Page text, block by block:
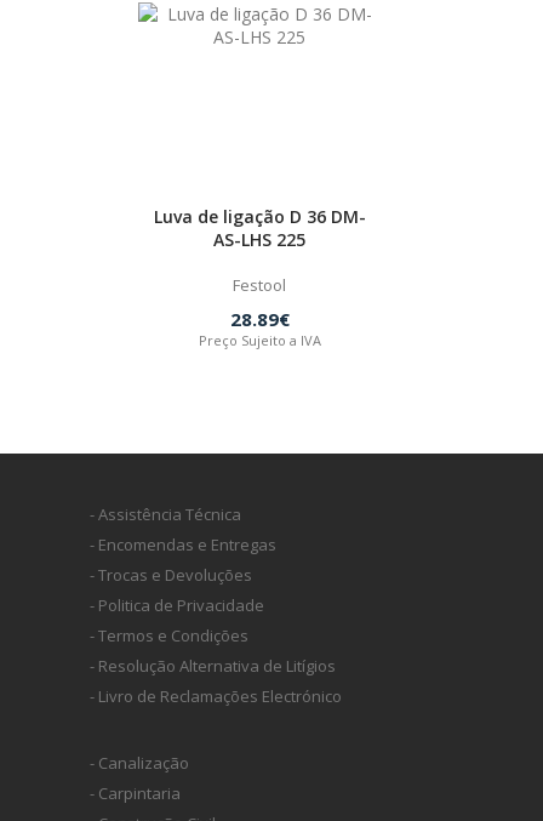
Luva de ligação D 36 DM-
AS-LHS 225
Festool
28.89€
Preço Sujeito a IVA
- Assistência Técnica
- Encomendas e Entregas
- Trocas e Devoluções
- Politica de Privacidade
- Termos e Condições
- Resolução Alternativa de Litígios
- Livro de Reclamações Electrónico
- Canalização
- Carpintaria